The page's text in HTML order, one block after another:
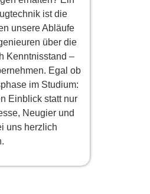
ist die
unsere Abläufe
über die
Kenntnisstand –
Egal ob
im Studium:
Einblick statt nur
Neugier und
uns herzlich